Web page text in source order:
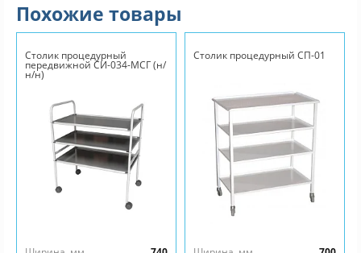
Похожие товары
Столик процедурный
передвижной СИ-034-МСГ (н/
н/н)
Столик процедурный СП-01